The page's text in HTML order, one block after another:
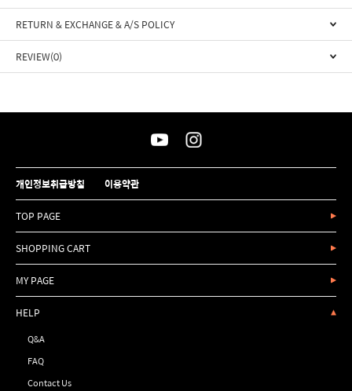
RETURN & EXCHANGE & A/S POLICY
REVIEW(0)
개인정보취급방침 이용약관
TOP PAGE
SHOPPING CART
MY PAGE
HELP
Q&A
FAQ
Contact Us